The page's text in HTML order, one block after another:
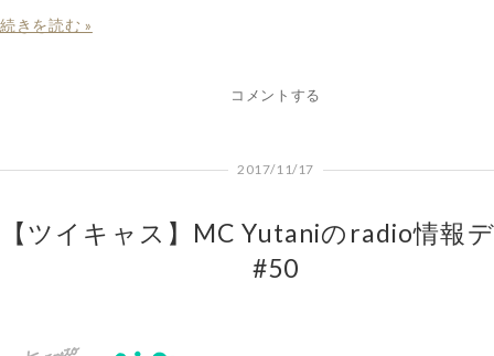
続きを読む »
コメントする
2017/11/17
【ツイキャス】MC Yutaniのradio情報
#50